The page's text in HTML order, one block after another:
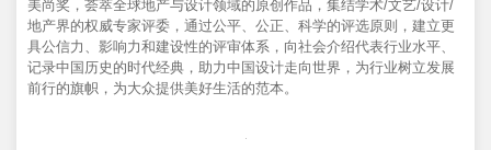
美尚奖，荟萃全球地产与设计领域的原创作品，集结学术/文艺/设计/
地产界的权威专家评委，通过公平、公正、科学的评选原则，建立更
具公信力、影响力和建设性的评审体系，向社会介绍代表行业水平、
记录中国历史的时代经典，助力中国设计走向世界，为行业树立发展
前行的旗帜，为大众提供美好生活的范本。